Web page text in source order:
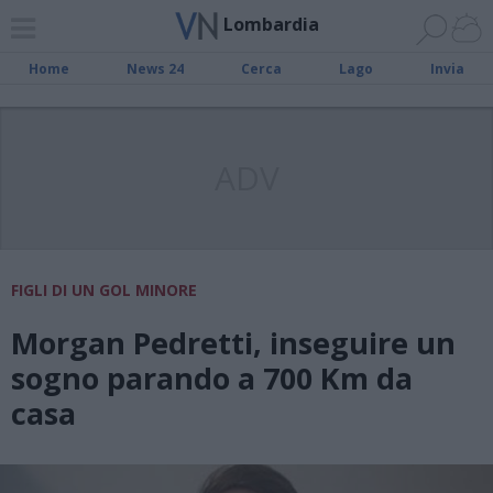
Lombardia
Home News 24 Cerca Lago Invia
FIGLI DI UN GOL MINORE
Morgan Pedretti, inseguire un
sogno parando a 700 Km da
casa